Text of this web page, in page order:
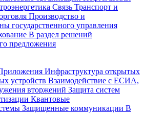
Связь Транспорт и
Производство и
государственного управления
В раздел решений
предложения
Инфраструктура открытых
устройств Взаимодействие с ЕСИА,
вторжений Защита систем
Квантовые
Защищенные коммуникации В